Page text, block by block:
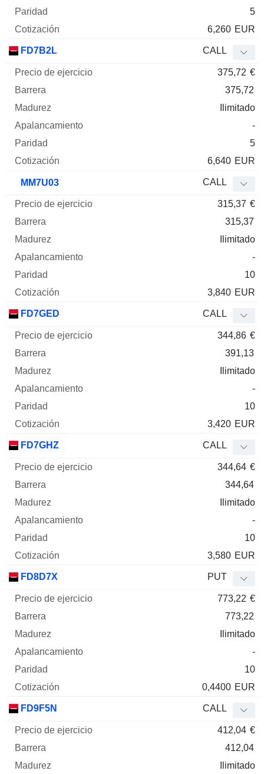
5
6,260 EUR
FD7B2L CALL
375,72 €
375,72
Ilimitado
-
5
6,640 EUR
MM7U03 CALL
315,37 €
315,37
Ilimitado
-
10
3,840 EUR
FD7GED CALL
344,86 €
391,13
Ilimitado
-
10
3,420 EUR
FD7GHZ CALL
344,64 €
344,64
Ilimitado
-
10
3,580 EUR
FD8D7X PUT
773,22 €
773,22
Ilimitado
-
10
0,4400 EUR
FD9F5N CALL
412,04 €
412,04
Ilimitado